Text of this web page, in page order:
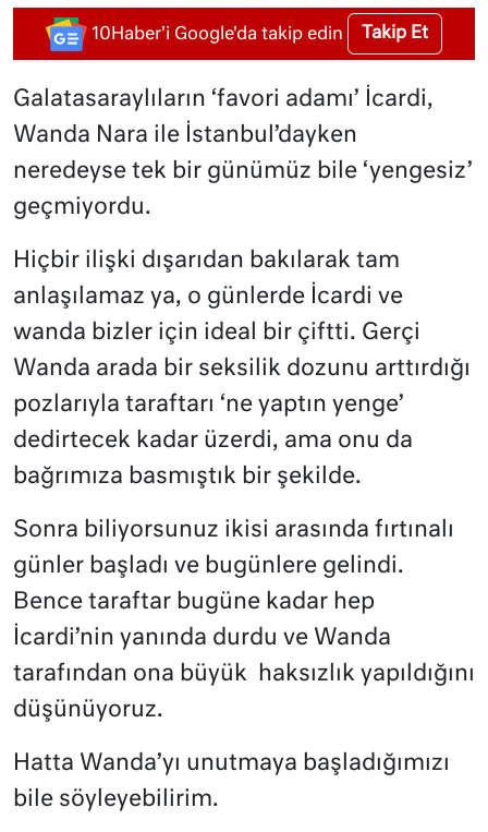
10Haber'i Google'da takip edin Takip Et
Galatasaraylıların ‘favori adamı’ İcardi,
Wanda Nara ile İstanbul’dayken
neredeyse tek bir günümüz bile ‘yengesiz’
geçmiyordu.
Hiçbir ilişki dışarıdan bakılarak tam
anlaşılamaz ya, o günlerde İcardi ve
wanda bizler için ideal bir çiftti. Gerçi
Wanda arada bir seksilik dozunu arttırdığı
pozlarıyla taraftarı ‘ne yaptın yenge’
dedirtecek kadar üzerdi, ama onu da
bağrımıza basmıştık bir şekilde.
Sonra biliyorsunuz ikisi arasında fırtınalı
günler başladı ve bugünlere gelindi.
Bence taraftar bugüne kadar hep
İcardi’nin yanında durdu ve Wanda
tarafından ona büyük haksızlık yapıldığını
düşünüyoruz.
Hatta Wanda’yı unutmaya başladığımızı
bile söyleyebilirim.